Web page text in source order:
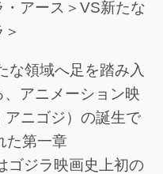
アース＞VS新たな
な領域へ足を踏み入
アニメーション映
ニゴジ）の誕生で
た第一章
ゴジラ映画史上初の